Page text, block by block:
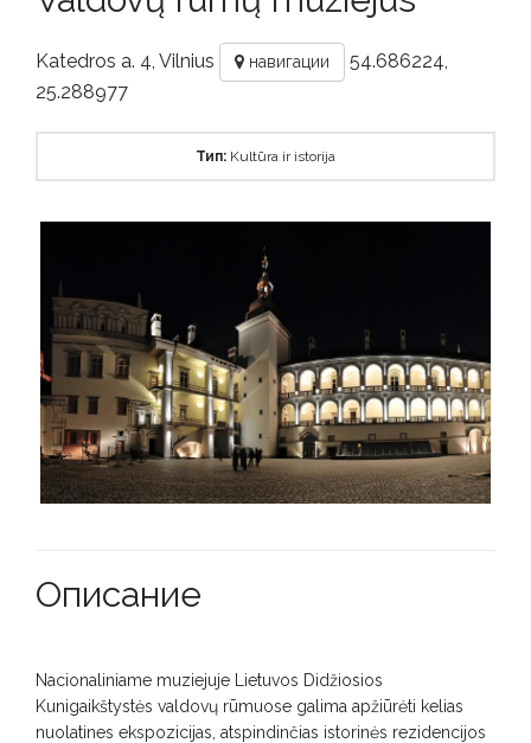
Katedros a. 4, Vilnius навигации
54.686224,
25.288977
Тип: Kultūra ir istorija
Описание
Nacionaliniame muziejuje Lietuvos Didžiosios
Kunigaikštystės valdovų rūmuose galima apžiūrėti kelias
nuolatines ekspozicijas, atspindinčias istorinės rezidencijos